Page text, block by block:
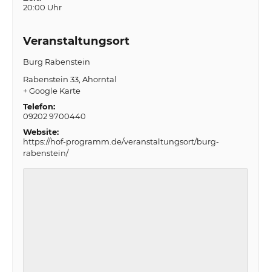
20:00 Uhr
Veranstaltungsort
Burg Rabenstein
Rabenstein 33 Ahorntal
+ Google Karte
Telefon:
09202 9700440
Website:
https://hof-programm.de/veranstaltungsort/burg-
rabenstein/